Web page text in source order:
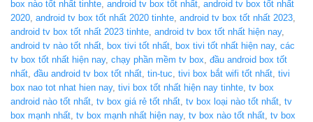
box nào tốt nhất tinhte, android tv box tốt nhất, android tv box tốt nhất
2020, android tv box tốt nhất 2020 tinhte, android tv box tốt nhất 2023,
android tv box tốt nhất 2023 tinhte, android tv box tốt nhất hiện nay,
android tv nào tốt nhất, box tivi tốt nhất, box tivi tốt nhất hiện nay, các
tv box tốt nhất hiện nay, chạy phần mềm tv box, đầu android box tốt
nhất, đầu android tv box tốt nhất, tin-tuc, tivi box bắt wifi tốt nhất, tivi
box nao tot nhat hien nay, tivi box tốt nhất hiện nay tinhte, tv box
android nào tốt nhất, tv box giá rẻ tốt nhất, tv box loại nào tốt nhất, tv
box mạnh nhất, tv box mạnh nhất hiện nay, tv box nào tốt nhất, tv box